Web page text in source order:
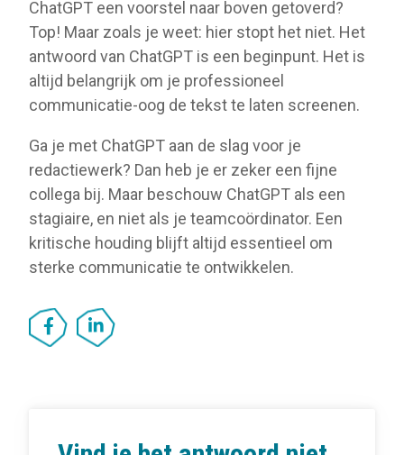
ChatGPT een voorstel naar boven getoverd?
Top! Maar zoals je weet: hier stopt het niet. Het
antwoord van ChatGPT is een beginpunt. Het is
altijd belangrijk om je professioneel
communicatie-oog de tekst te laten screenen.
Ga je met ChatGPT aan de slag voor je
redactiewerk? Dan heb je er zeker een fijne
collega bij. Maar beschouw ChatGPT als een
stagiaire, en niet als je teamcoördinator. Een
kritische houding blijft altijd essentieel om
sterke communicatie te ontwikkelen.